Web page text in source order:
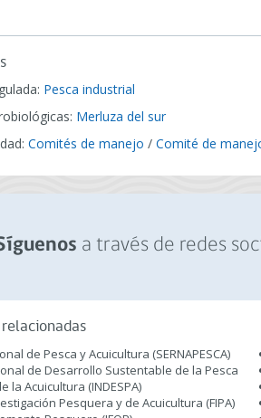
Pesca industrial
Merluza del sur
Comités de manejo / Comité de
a través de redes
de Pesca y Acuicultura (SERNAPESCA)
de Desarrollo Sustentable de la Pesca
la Acuicultura (INDESPA)
Pesquera y de Acuicultura (FIPA)